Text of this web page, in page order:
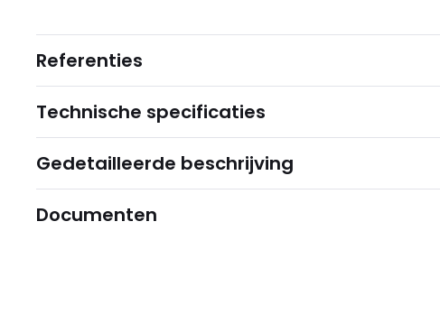
Referenties
Technische specificaties
Gedetailleerde beschrijving
Documenten